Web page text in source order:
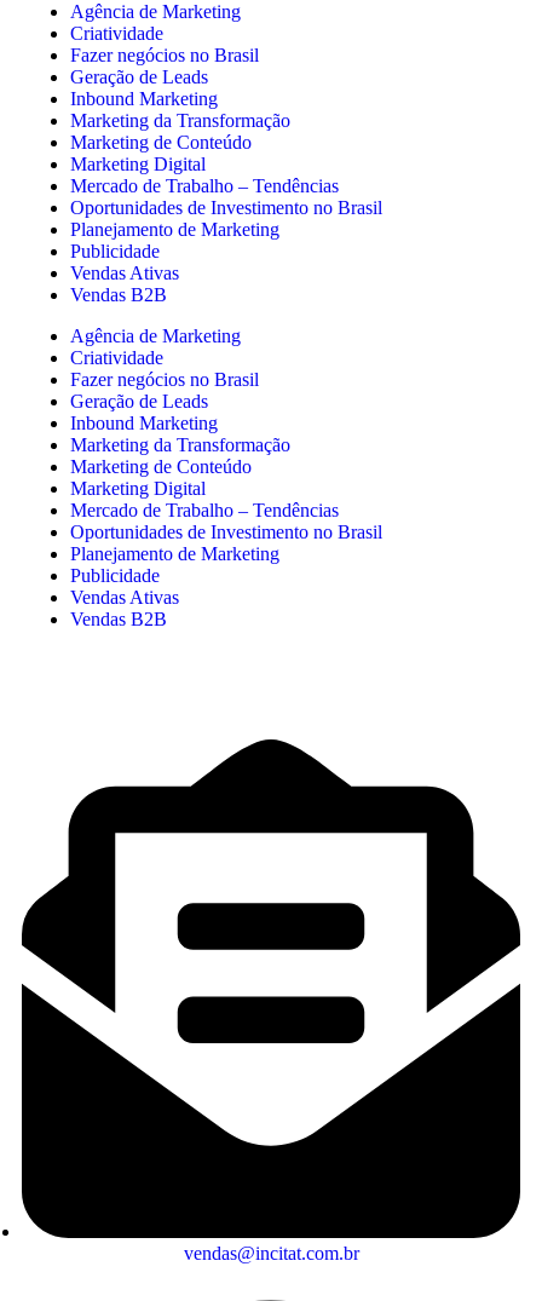
Agência de Marketing
Criatividade
Fazer negócios no Brasil
Geração de Leads
Inbound Marketing
Marketing da Transformação
Marketing de Conteúdo
Marketing Digital
Mercado de Trabalho – Tendências
Oportunidades de Investimento no Brasil
Planejamento de Marketing
Publicidade
Vendas Ativas
Vendas B2B
Agência de Marketing
Criatividade
Fazer negócios no Brasil
Geração de Leads
Inbound Marketing
Marketing da Transformação
Marketing de Conteúdo
Marketing Digital
Mercado de Trabalho – Tendências
Oportunidades de Investimento no Brasil
Planejamento de Marketing
Publicidade
Vendas Ativas
Vendas B2B
vendas@incitat.com.br